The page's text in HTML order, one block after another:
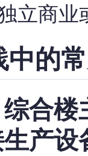
立商业
中的
合
产设